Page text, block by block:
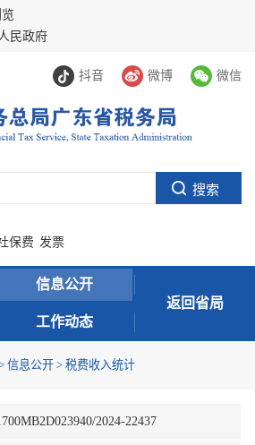
民政府
抖音 微博 微信
保费 发票
信息公开
工作动态
返回省局
信息公开 > 税费收入统计
2024-22437